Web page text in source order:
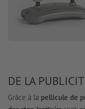
DE LA
Grâce à la pellicule de